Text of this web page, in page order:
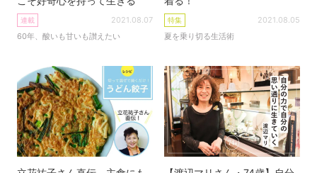
連載
60年、酸いも甘いも讃えたい
2021.08.07 特集
夏を乗り切る生活術
2021.08.05